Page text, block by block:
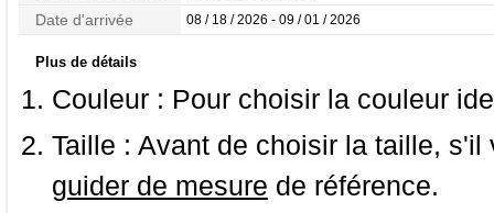
Date d'arrivée 08 / 18 / 2026 - 09 / 01 / 2026
Plus de détails
Couleur : Pour choisir la couleur
Taille : Avant de choisir la taille,
guider de mesure de référence.